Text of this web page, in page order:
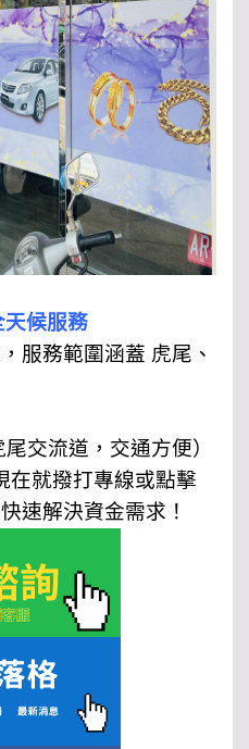
候服務
服務範圍涵蓋 虎尾、
交流道，交通方便）
在就撥打專線或點擊
速解決資金需求！